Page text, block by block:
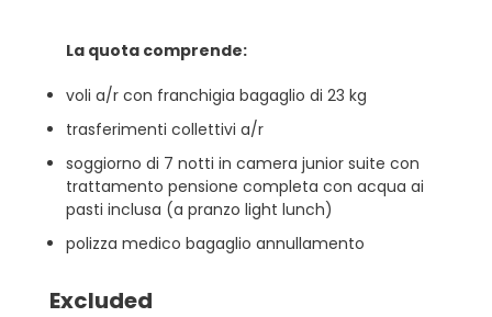
La quota comprende:
voli a/r con franchigia bagaglio di 23 kg
trasferimenti collettivi a/r
soggiorno di 7 notti in camera junior suite con
trattamento pensione completa con acqua ai
pasti inclusa (a pranzo light lunch)
polizza medico bagaglio annullamento
Excluded